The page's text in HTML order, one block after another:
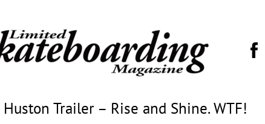
Trailer – Rise and Shine. WTF!